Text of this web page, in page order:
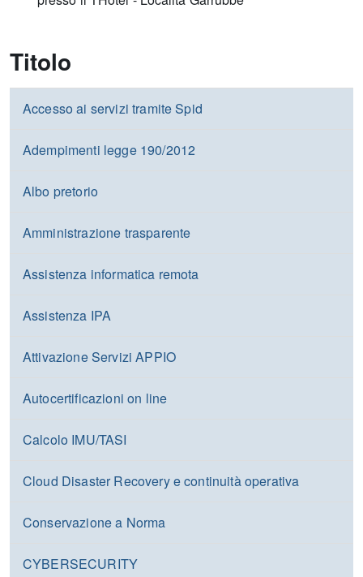
Titolo
Accesso ai servizi tramite Spid
Adempimenti legge 190/2012
Albo pretorio
Amministrazione trasparente
Assistenza informatica remota
Assistenza IPA
Attivazione Servizi APPIO
Autocertificazioni on line
Calcolo IMU/TASI
Cloud Disaster Recovery e continuità operativa
Conservazione a Norma
CYBERSECURITY